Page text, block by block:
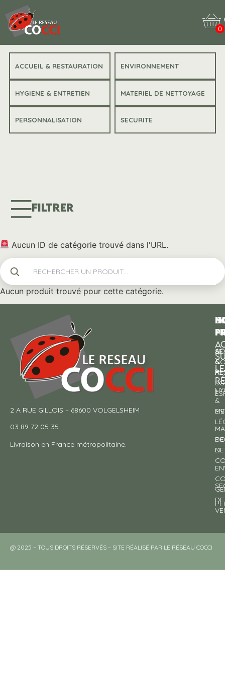
0
ACCUEIL & RESTAURATION ENVIRONNEMENT
HYGIENE & ENTRETIEN MATERIEL DE NETTOYAGE
PERSONNALISATION SECURITE
FILTRER
Aucun ID de catégorie trouvé dans l'URL.
Aucun produit trouvé pour cette catégorie.
2 A RUE GILLOIS – 68600 VOLGELSHEIM
03 89 72 05 35
Livraison en France métropolitaine.
&
&
DE
SE
À
DE
DE
!
@ 2025 – TOUS DROITS RÉSERVÉS – SITE RÉALISÉ PAR LE RÉSEAU COCCI